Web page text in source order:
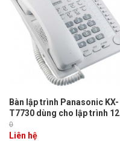
Bàn lập trình Panasonic KX-
T7730 dùng cho lập trình 12
trung kế tổng đài TES824
0
Liên hệ